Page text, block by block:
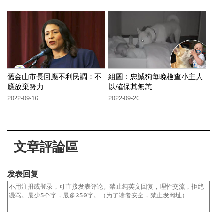
舊金山市長回應不利民調：不
應放棄努力
2022-09-16
組圖：忠誠狗每晚檢查小主人
以確保其無恙
2022-09-26
文章評論區
发表回复